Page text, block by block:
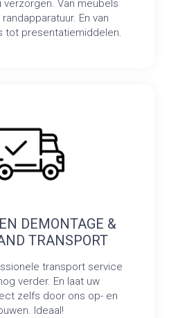
verzorgen. Van meubels
En van
tot presentatiemiddelen.
DEMONTAGE &
TRANSPORT
transport service
verder. En laat uw
zelfs door ons op- en
Ideaal!